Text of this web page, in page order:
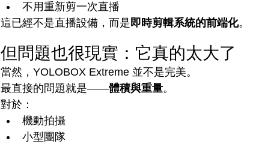
不用重新剪一次直播
這已經不是直播設備，而是即時剪輯系統的前端化。
但問題也很現實：它真的太大了
當然，YOLOBOX Extreme 並不是完美。
最直接的問題就是——體積與重量。
對於：
機動拍攝
小型團隊